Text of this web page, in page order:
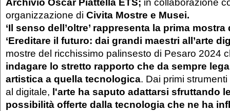
organizzazione di Civita Mostre e Musei.
‘Il senso dell’oltre’ rappresenta la prima
‘Ereditare il futuro: dai grandi maestri all’arte
mostre del ricchissimo palinsesto di Pesaro 2024
indagare lo stretto rapporto che da sempre
artistica a quella tecnologica. Dai primi
al digitale, l'arte ha saputo adattarsi sfruttando
possibilità offerte dalla tecnologia che ne ha